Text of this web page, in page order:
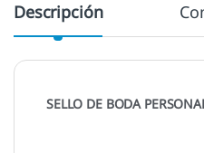
Descripción
SELLO DE BODA